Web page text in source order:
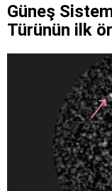
Güneş
Türünün ilk